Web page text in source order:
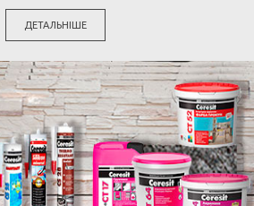
ДЕТАЛЬНІШЕ